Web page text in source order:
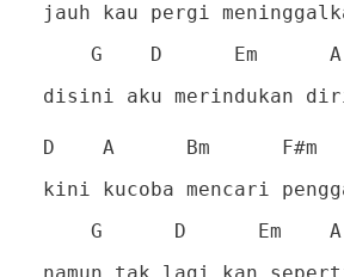
jauh kau pergi
G D Em A
disini aku merindukan
D A Bm F#m
kini kucoba mencari
G D Em A